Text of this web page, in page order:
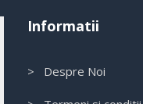
Informatii
> Despre Noi